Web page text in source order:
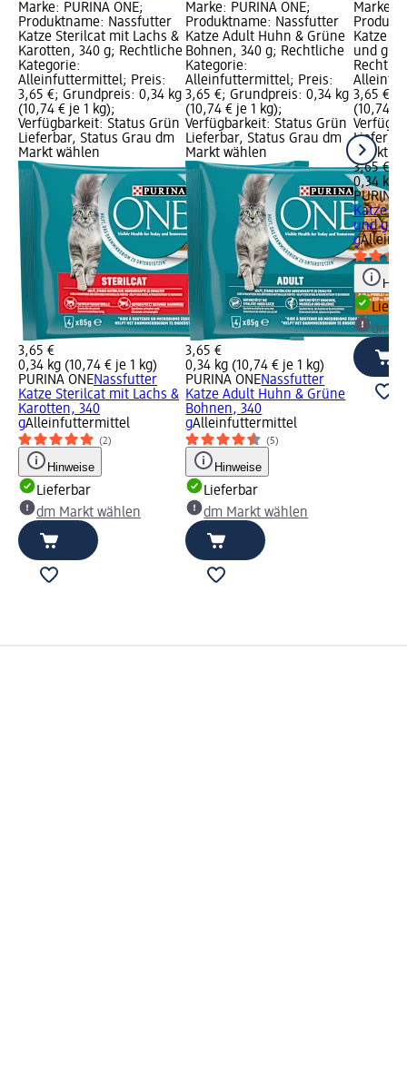
Marke: PURINA ONE;
Produktname: Nassfutter
Katze Sterilcat mit Lachs &
Karotten, 340 g; Rechtliche
Kategorie:
Alleinfuttermittel; Preis:
3,65 €; Grundpreis: 0,34 kg
(10,74 € je 1 kg);
Verfügbarkeit: Status Grün
Lieferbar, Status Grau dm
Markt wählen
3,65 €
0,34 kg (10,74 € je 1 kg)
PURINA ONENassfutter
Katze Sterilcat mit Lachs &
Karotten, 340
gAlleinfuttermittel
(2)
Hinweise
Lieferbar
dm Markt wählen
Marke: PURINA ONE;
Produktname: Nassfutter
Katze Adult Huhn & Grüne
Bohnen, 340 g; Rechtliche
Kategorie:
Alleinfuttermittel; Preis:
3,65 €; Grundpreis: 0,34 kg
(10,74 € je 1 kg);
Verfügbarkeit: Status Grün
Lieferbar, Status Grau dm
Markt wählen
3,65 €
0,34 kg (10,74 € je 1 kg)
PURINA ONENassfutter
Katze Adult Huhn & Grüne
Bohnen, 340
gAlleinfuttermittel
(5)
Hinweise
Lieferbar
dm Markt wählen
Marke:
Katze
und
3,65 €;
(10,74 €
Markt
3,65 €
0,34 kg
PURINA
Katze
und
g
dm